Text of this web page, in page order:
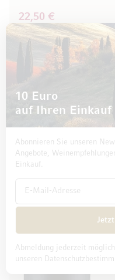
22,50 €
75 cl (30,00 € / l)
10 Euro
auf Ihren Einkauf
Abonnieren Sie unseren
Angebote,
Einkauf.
Abmeldung jederzeit
unseren